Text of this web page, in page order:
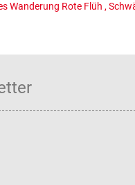
Wanderung Rote Flüh ,